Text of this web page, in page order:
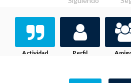
Actividad Perfil